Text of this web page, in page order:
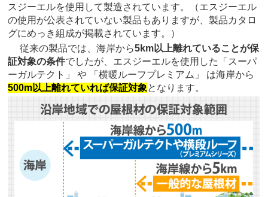
スジーエルを使用して製造されています。（エスジーエル
の使用が公表されていない製品もありますが、製品カタロ
グにめっき組成が掲載されています。）
従来の製品では、海岸から5km以上離れていることが保
証対象の条件でしたが、エスジーエルを使用した「スーパ
ーガルテクト」 や 「横暖ルーフプレミアム」 は海岸から
500m以上離れていれば保証対象となります。